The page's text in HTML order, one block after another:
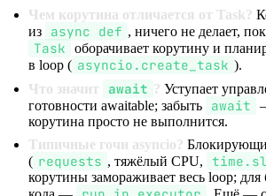
Чем корутина отличается от Task?
из
async def , ничего не делает,
Task
оборачивает корутину и
в loop ( asyncio.create_task ).
Что значит
await ? Уступает
готовности awaitable; забыть
await
корутина просто не выполнится.
Типичные гочи asyncio?
( requests , тяжёлый CPU,
корутины замораживает весь loop;